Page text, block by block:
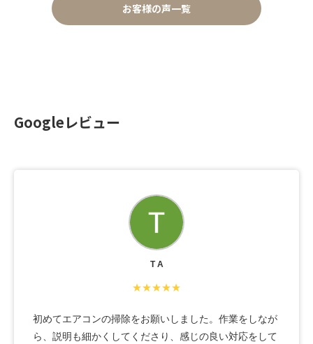
お客様の声一覧
Googleレビュー
T A
★★★★★
初めてエアコンの掃除をお願いしました。作業をしなが
ら、説明も細かくしてくださり、感じの良い対応をして